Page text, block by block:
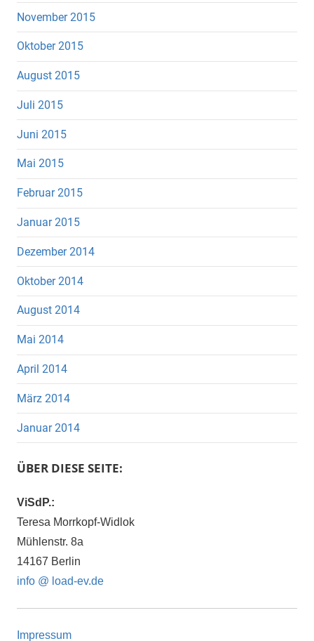
November 2015
Oktober 2015
August 2015
Juli 2015
Juni 2015
Mai 2015
Februar 2015
Januar 2015
Dezember 2014
Oktober 2014
August 2014
Mai 2014
April 2014
März 2014
Januar 2014
ÜBER DIESE SEITE:
ViSdP.:
Teresa Morrkopf-Widlok
Mühlenstr. 8a
14167 Berlin
info @ load-ev.de
Impressum